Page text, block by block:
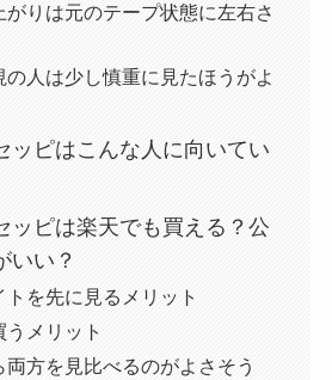
がりは元のテープ状態に左右さ
の人は少し慎重に見たほうがよ
ッピはこんな人に向いてい
ッピは楽天でも買える？公
いい？
トを先に見るメリット
うメリット
両方を見比べるのがよさそう